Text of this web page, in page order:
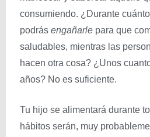
consumiendo. ¿Durante
podrás engañarle para que
saludables, mientras las
hacen otra cosa? ¿Unos
años? No es suficiente.
Tu hijo se alimentará durante
hábitos serán, muy